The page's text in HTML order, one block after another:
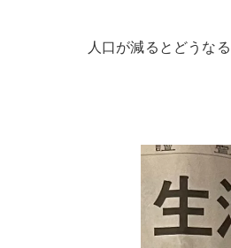
人口が減るとどうな